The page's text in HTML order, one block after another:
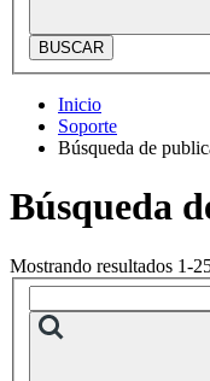
BUSCAR
Inicio
Soporte
Búsqueda de
Búsqueda
Mostrando resultados 1-